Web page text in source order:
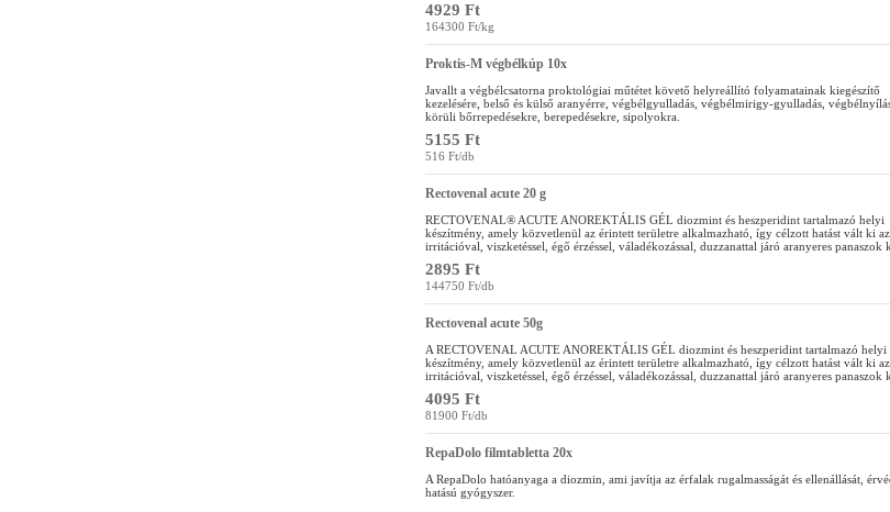
4929 Ft
164300 Ft/kg
Proktis-M végbélkúp 10x
Javallt a végbélcsatorna proktológiai műtétet követő helyreállító folyamatainak kiegészítő
kezelésére, belső és külső aranyérre, végbélgyulladás, végbélmirigy-gyulladás,
körüli bőrrepedésekre, berepedésekre, sipolyokra.
5155 Ft
516 Ft/db
Rectovenal acute 20 g
RECTOVENAL® ACUTE ANOREKTÁLIS GÉL diozmint és heszperidint tartalmazó helyi
készítmény, amely közvetlenül az érintett területre alkalmazható, így célzott hatást vált ki az
irritációval, viszketéssel, égő érzéssel, váladékozással, duzzanattal járó aranyeres panaszok
2895 Ft
144750 Ft/db
Rectovenal acute 50g
A RECTOVENAL ACUTE ANOREKTÁLIS GÉL diozmint és heszperidint tartalmazó helyi
készítmény, amely közvetlenül az érintett területre alkalmazható, így célzott hatást vált ki az
irritációval, viszketéssel, égő érzéssel, váladékozással, duzzanattal járó aranyeres panaszok
4095 Ft
81900 Ft/db
RepaDolo filmtabletta 20x
A RepaDolo hatóanyaga a diozmin, ami javítja az érfalak rugalmasságát és ellenállását,
hatású gyógyszer.